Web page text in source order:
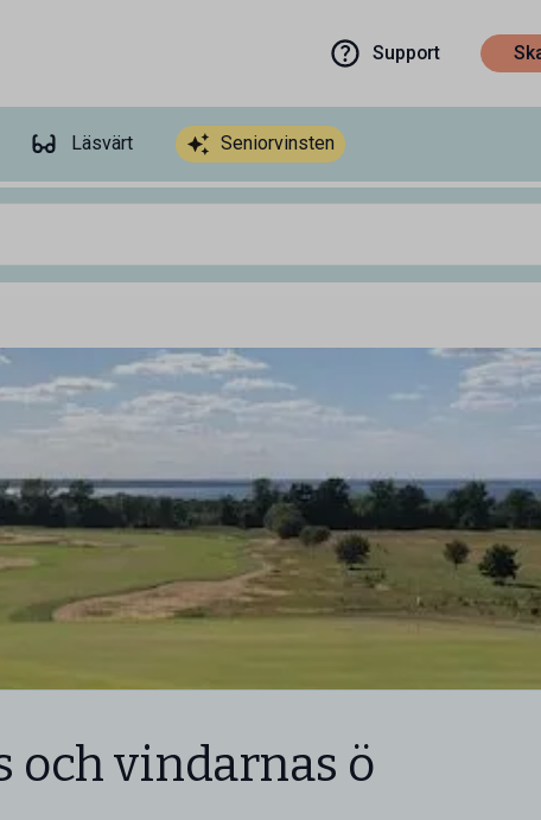
Support
Läsvärt Seniorvinsten
och vindarnas ö